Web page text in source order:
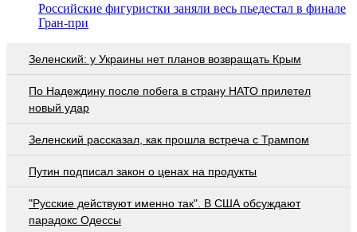
Российские фигуристки заняли весь пьедестал в финале
Гран-при
Зеленский: у Украины нет планов возвращать Крым
По Надеждину после побега в страну НАТО прилетел
новый удар
Зеленский рассказал, как прошла встреча с Трампом
Путин подписал закон о ценах на продукты
"Русские действуют именно так". В США обсуждают
парадокс Одессы